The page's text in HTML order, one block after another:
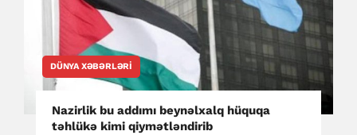
DÜNYA XƏBƏRLƏRI
Nazirlik bu addımı beynəlxalq hüquqa
təhlükə kimi qiymətləndirib